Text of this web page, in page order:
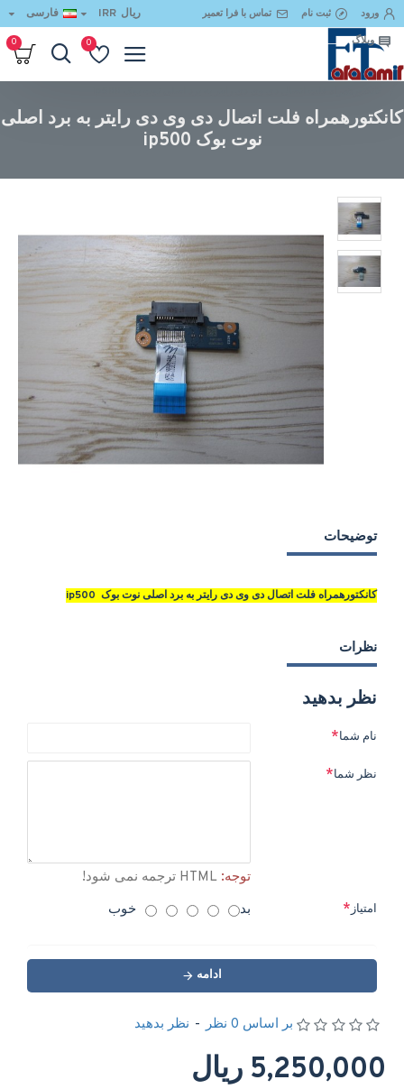
ورود ثبت نام تماس با فرا تعمیر
وبلاگ
ریال IRR فارسی
0
0
کانکتورهمراه فلت اتصال دی وی دی رایتر به برد اصلی
نوت بوک ip500
توضیحات
کانکتورهمراه فلت اتصال دی وی دی رایتر به برد اصلی نوت بوک ip500
نظرات
نظر بدهید
نام شما
نظر شما
توجه:
امتیاز بد خوب
ادامه
بر اساس 0 نظر - نظر بدهید
5,250,000 ریال